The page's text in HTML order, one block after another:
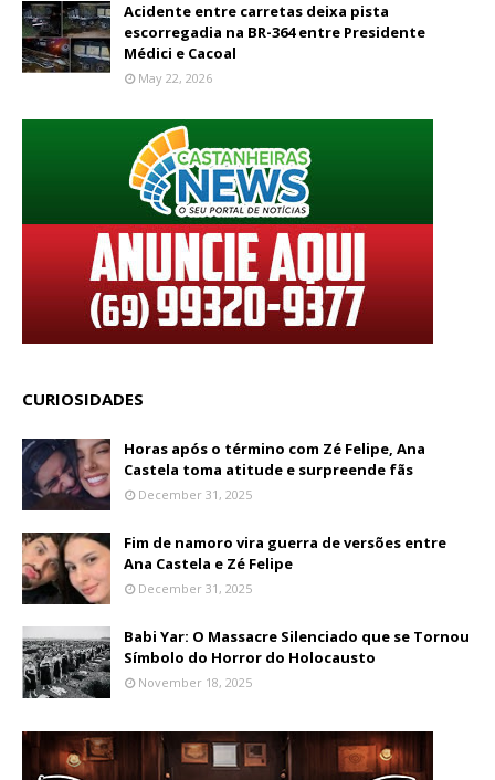
Acidente entre carretas deixa pista
escorregadia na BR-364 entre Presidente
Médici e Cacoal
May 22, 2026
CURIOSIDADES
Horas após o término com Zé Felipe, Ana
Castela toma atitude e surpreende fãs
December 31, 2025
Fim de namoro vira guerra de versões entre
Ana Castela e Zé Felipe
December 31, 2025
Babi Yar: O Massacre Silenciado que se Tornou
Símbolo do Horror do Holocausto
November 18, 2025